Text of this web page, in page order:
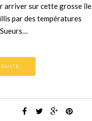
arriver sur cette grosse île
par des températures